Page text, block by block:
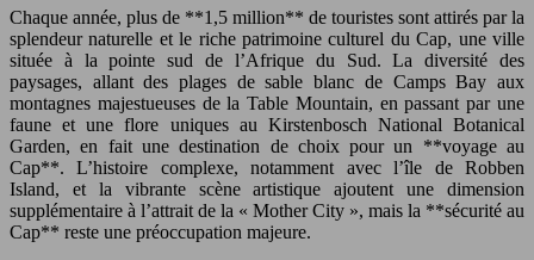
Chaque année, plus de **1,5 million** de touristes sont attirés par la
splendeur naturelle et le riche patrimoine culturel du Cap, une ville
située à la pointe sud de l’Afrique du Sud. La diversité des
paysages, allant des plages de sable blanc de Camps Bay aux
montagnes majestueuses de la Table Mountain, en passant par une
faune et une flore uniques au Kirstenbosch National Botanical
Garden, en fait une destination de choix pour un **voyage au
Cap**. L’histoire complexe, notamment avec l’île de Robben
Island, et la vibrante scène artistique ajoutent une dimension
supplémentaire à l’attrait de la « Mother City », mais la **sécurité au
Cap** reste une préoccupation majeure.